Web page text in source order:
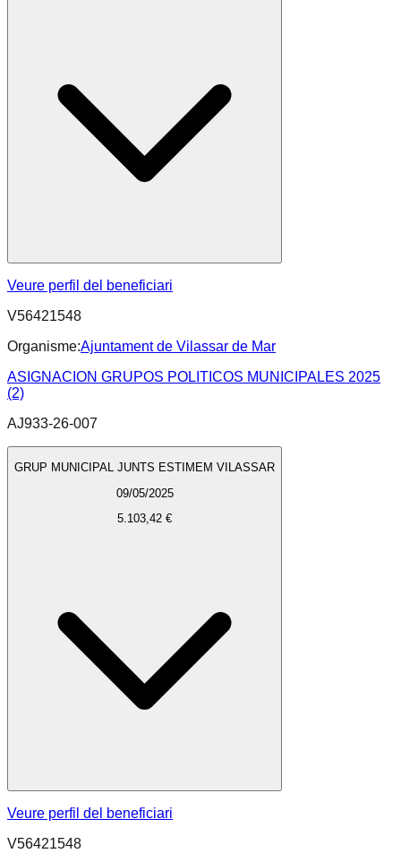
Veure perfil del beneficiari
V56421548
Organisme:Ajuntament de Vilassar de Mar
ASIGNACION GRUPOS POLITICOS MUNICIPALES 2025
(2)
AJ933-26-007
GRUP MUNICIPAL JUNTS ESTIMEM VILASSAR
09/05/2025
5.103,42 €
Veure perfil del beneficiari
V56421548